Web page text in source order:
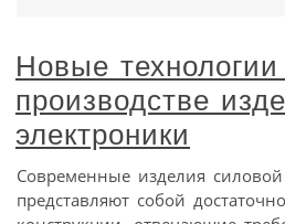
Новые технологии
производстве
электроники
Современные изделия
представляют собой